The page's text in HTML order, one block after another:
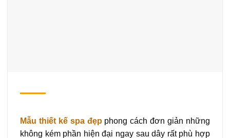
Mẫu thiết kế spa đẹpphong cách đơn giản những
không kém phần hiện đại ngay sau dây rất phù hợp